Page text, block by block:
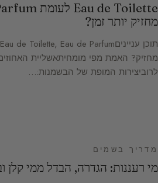
מחזיק יותר זמן?
מחזיק? האמת מפי מומחיתאשליית האחוזים:
לרוביצירות המופת של הבשמנות:…
מדריך בשמים
מי רעננות: הגדרה, הבדל ממי קלן